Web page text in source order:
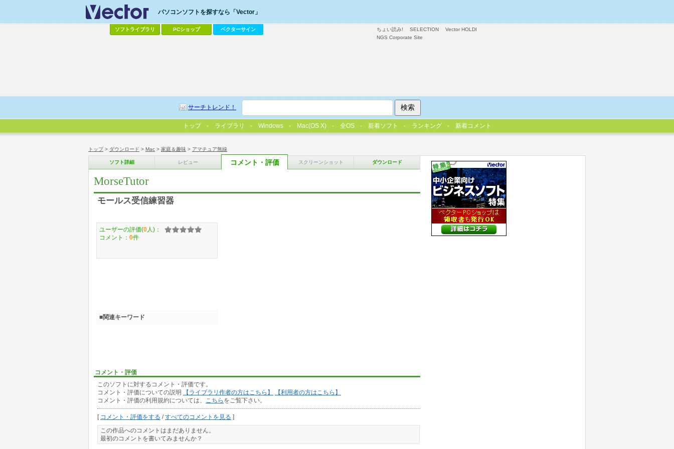
トップ> ダウンロード > Mac > 家庭＆趣味 > アマチュア無線
ソフト詳細 レビュー コメント・評価 スクリーンショット ダウンロード
MorseTutor
モールス受信練習器
コメント・評価
このソフトに対するコメント・評価です。
コメント・評価についての説明
【ライブラリ作者の方はこちら】
【利用者の方はこちら】
コメント・評価の利用規約については、
こちら をご覧下さい。
[ コメント・評価をする /すべてのコメントを見る ]
この作品へのコメントはまだありません。
最初のコメントを書いてみませんか？
ユーザーの評価(0 人)：
コメント： 0件
■関連キーワード
ちょい読み! SELECTION
Vector HOLDI
NGS Corporate Site
パソコンソフトを探すなら「Vector」
ソフトライブラリ PCショップ ベクターサイン
サーチトレンド！
トップ ライブラリ Windows Mac(OS X) 全OS 新着ソフト ランキング 新着コメント